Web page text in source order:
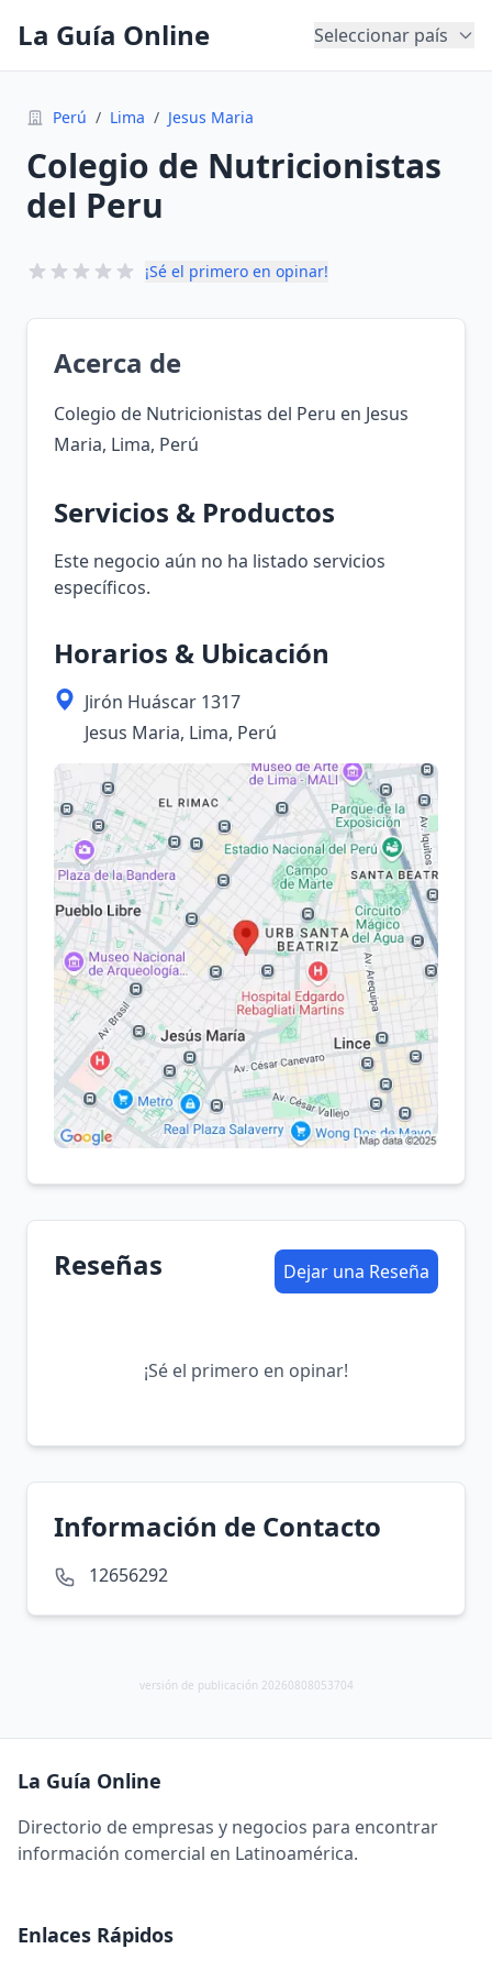
La Guía Online Seleccionar país
Perú / Lima / Jesus Maria
Colegio de Nutricionistas
del Peru
¡Sé el primero en opinar!
Acerca de
Colegio de Nutricionistas del Peru en Jesus
Maria, Lima, Perú
Servicios & Productos
Este negocio aún no ha listado servicios
específicos.
Horarios & Ubicación
Jirón Huáscar 1317
Jesus Maria, Lima, Perú
Reseñas Dejar una Reseña
¡Sé el primero en opinar!
Información de Contacto
12656292
versión de publicación 20260808053704
La Guía Online
Directorio de empresas y negocios para encontrar
información comercial en Latinoamérica.
Enlaces Rápidos